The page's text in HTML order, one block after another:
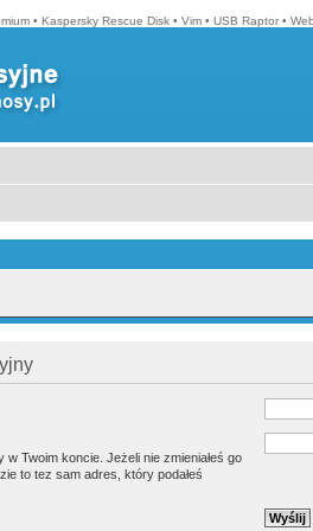
• Kaspersky Rescue Disk • Vim • USB Raptor •
Twoim koncie. Jeżeli nie zmieniałeś go
to tez sam adres, który podałeś